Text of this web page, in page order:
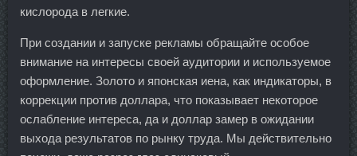
кислорода в легкие.
При создании и запуске рекламы обращайте особое
внимание на интересы своей аудитории и используемое
оформление. Золото и японская иена, как индикаторы, в
коррекции против доллара, что показывает некоторое
ослабление интереса, да и доллар замер в ожидании
выхода результатов по рынку труда. Мы действительно